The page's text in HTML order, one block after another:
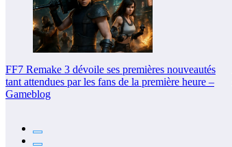
FF7 Remake 3 dévoile ses premières nouveautés
tant attendues par les fans de la première heure –
Gameblog